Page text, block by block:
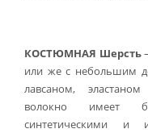
КОСТЮМНАЯ Шерсть
или же с небольшим
лавсаном,
волокно имеет
синтетическими и